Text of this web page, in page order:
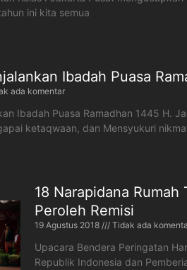
ini kita semua
Ibadah Puasa
ada komentar
Ibadah Puasa Ramadhan 1445 H.
ketaqwaan, dan Mensyukuri
18 Narapidana
Peroleh Remisi
19 Agustus 2018 Tidak ada
Upacara Bendera Peringatan
Republik Indonesia dan